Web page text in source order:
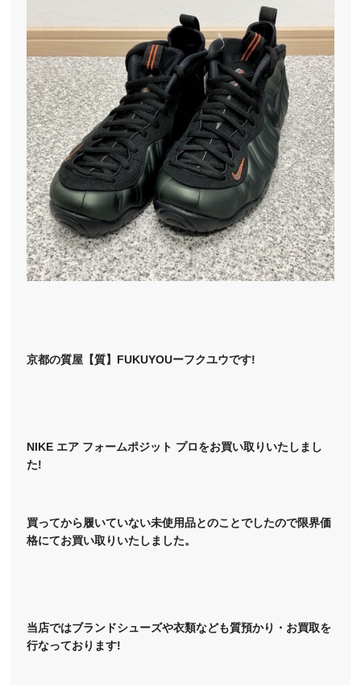
京都の質屋【質】FUKUYOUーフクユウです!
NIKE エア フォームポジット プロをお買い取りいたしまし
た!
買ってから履いていない未使用品とのことでしたので限界価
格にてお買い取りいたしました。
当店ではブランドシューズや衣類なども質預かり・お買取を
行なっております!